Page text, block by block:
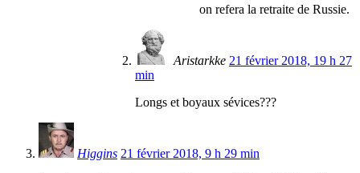
on refera la retraite de Russie.
Aristarkke 21 février 2018, 19 h 27
min
Longs et boyaux sévices???
Higgins 21 février 2018, 9 h 29 min